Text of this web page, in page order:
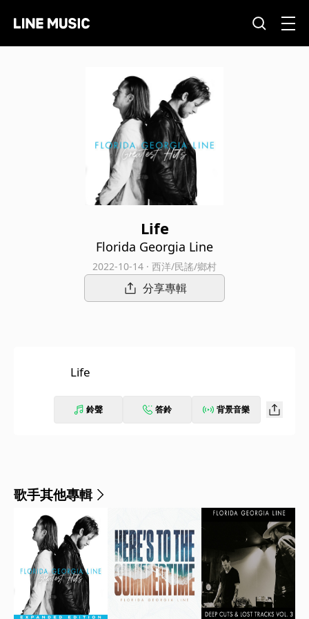
Life
Florida Georgia Line
2022-10-14 · 西洋/民謠/鄉村
分享專輯
Life
鈴聲 答鈴 背景音樂
歌手其他專輯